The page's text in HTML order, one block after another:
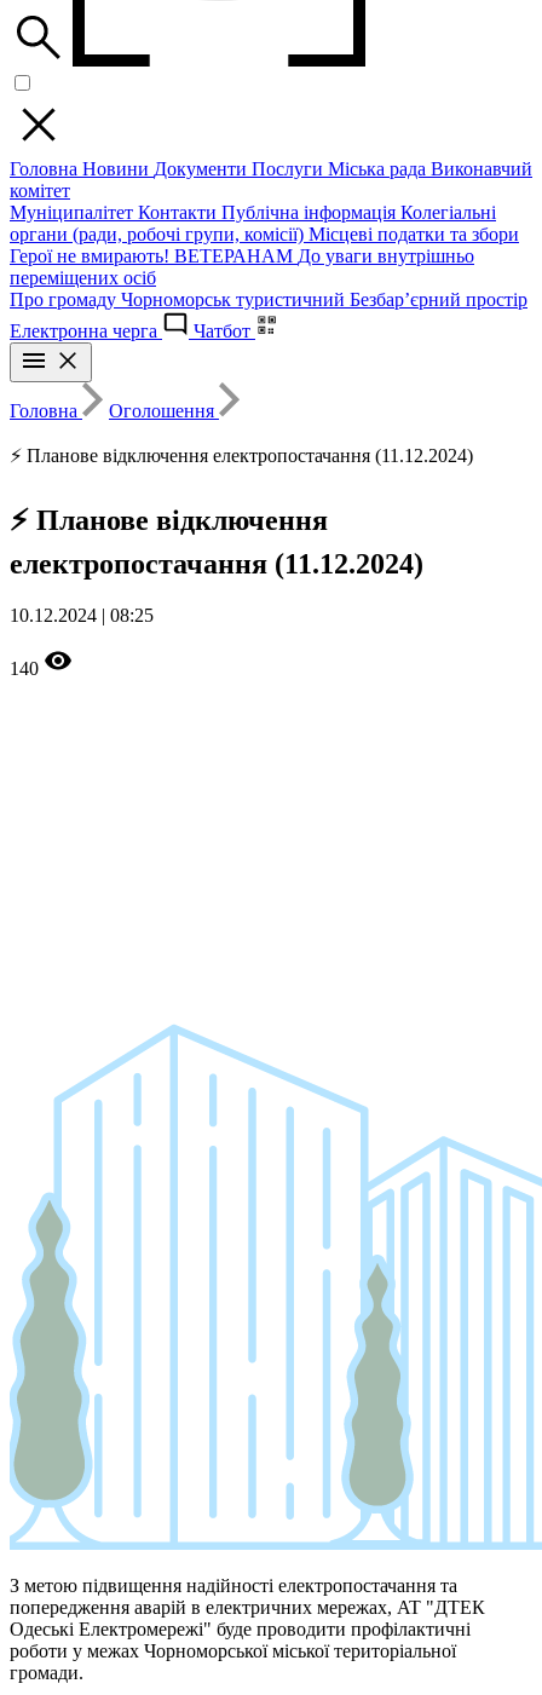
Головна Новини Документи Послуги Міська рада Виконавчий
комітет
Муніципалітет Контакти Публічна інформація Колегіальні
органи (ради, робочі групи, комісії) Місцеві податки та збори
Герої не вмирають! ВЕТЕРАНАМ До уваги внутрішньо
переміщених осіб
Про громаду Чорноморськ туристичний Безбар’єрний простір
Електронна черга
Чатбот
Головна Оголошення
⚡ Планове відключення електропостачання (11.12.2024)
⚡ Планове відключення
електропостачання (11.12.2024)
10.12.2024 | 08:25
140
З метою підвищення надійності електропостачання та
попередження аварій в електричних мережах, AT "ДТЕК
Одеські Електромережі" буде проводити профілактичні
роботи у межах Чорноморської міської територіальної
громади.